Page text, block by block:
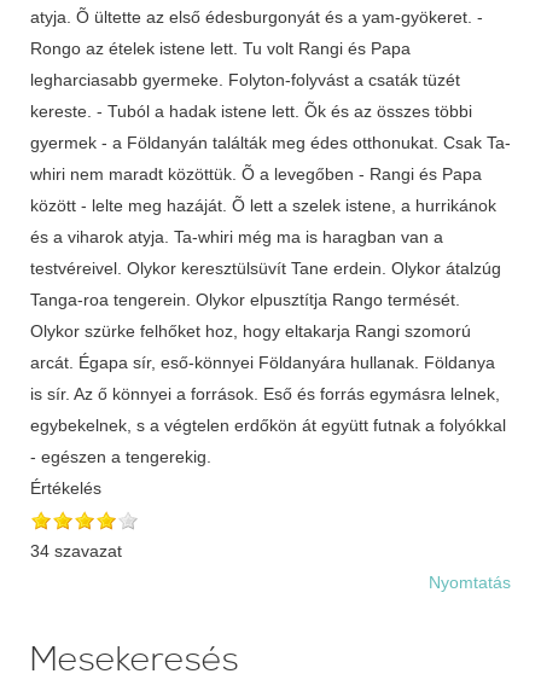
atyja. Õ ültette az első édesburgonyát és a yam-gyökeret. -
Rongo az ételek istene lett. Tu volt Rangi és Papa
legharciasabb gyermeke. Folyton-folyvást a csaták tüzét
kereste. - Tuból a hadak istene lett. Õk és az összes többi
gyermek - a Földanyán találták meg édes otthonukat. Csak Ta-
whiri nem maradt közöttük. Õ a levegőben - Rangi és Papa
között - lelte meg hazáját. Õ lett a szelek istene, a hurrikánok
és a viharok atyja. Ta-whiri még ma is haragban van a
testvéreivel. Olykor keresztülsüvít Tane erdein. Olykor átalzúg
Tanga-roa tengerein. Olykor elpusztítja Rango termését.
Olykor szürke felhőket hoz, hogy eltakarja Rangi szomorú
arcát. Égapa sír, eső-könnyei Földanyára hullanak. Földanya
is sír. Az ő könnyei a források. Eső és forrás egymásra lelnek,
egybekelnek, s a végtelen erdőkön át együtt futnak a folyókkal
- egészen a tengerekig.
Értékelés
34 szavazat
Nyomtatás
Mesekeresés